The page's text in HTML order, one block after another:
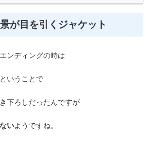
が目を引くジャケット
ンディングの時は
いうことで
下ろしだったんですが
いようですね。